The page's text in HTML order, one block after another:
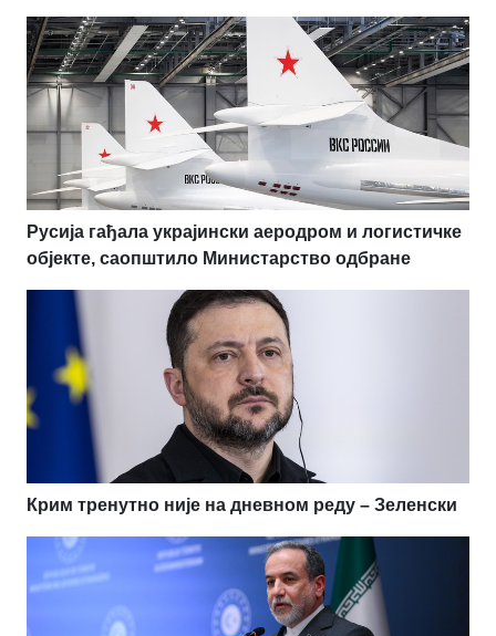
Русија гађала украјински аеродром и логистичке
објекте, саопштило Министарство одбране
Крим тренутно није на дневном реду – Зеленски